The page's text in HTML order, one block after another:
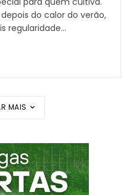
do calor do verão,
regularidade...
MAIS